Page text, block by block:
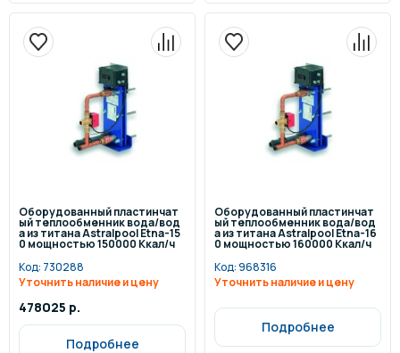
Оборудованный пластинчат
ый теплообменник вода/вод
а из титана Astralpool Etna-15
0 мощностью 150000 Ккал/ч
Код: 730288
Уточнить наличие и цену
478025 р.
Подробнее
Оборудованный пластинчат
ый теплообменник вода/вод
а из титана Astralpool Etna-16
0 мощностью 160000 Ккал/ч
Код:968316
Уточнить наличие и цену
Подробнее